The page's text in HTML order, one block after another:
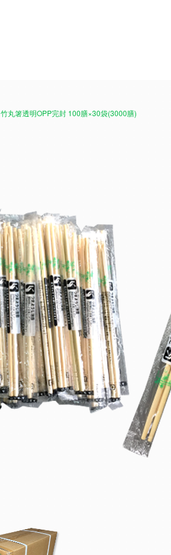
竹丸箸透明OPP完封 100膳×30袋(3000膳)